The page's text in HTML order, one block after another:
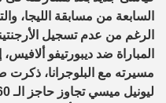
الرغم من عدم تسجيل
المباراة ضد ديبورتيفو
مسيرته مع البلوجرانا، ذكرت